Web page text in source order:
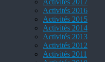
Activités 2017
Activités 2016
Activités 2015
Activités 2014
Activités 2013
Activités 2012
Activités 2011